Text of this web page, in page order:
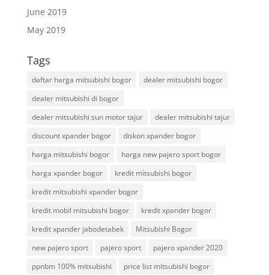
June 2019
May 2019
Tags
daftar harga mitsubishi bogor
dealer mitsubishi bogor
dealer mitsubishi di bogor
dealer mitsubishi sun motor tajur
dealer mitsubishi tajur
discount xpander bogor
diskon xpander bogor
harga mitsubishi bogor
harga new pajero sport bogor
harga xpander bogor
kredit mitsubishi bogor
kredit mitsubishi xpander bogor
kredit mobil mitsubishi bogor
kredit xpander bogor
kredit xpander jabodetabek
Mitsubishi Bogor
new pajero sport
pajero sport
pajero xpander 2020
ppnbm 100% mitsubishi
price list mitsubishi bogor